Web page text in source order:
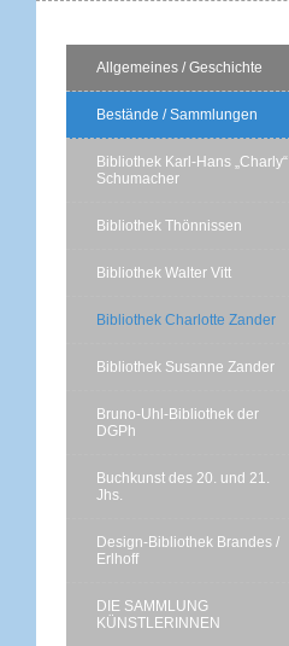
Allgemeines / Geschichte
Bestände / Sammlungen
Bibliothek Karl-Hans „Charly“
Schumacher
Bibliothek Thönnissen
Bibliothek Walter Vitt
Bibliothek Charlotte Zander
Bibliothek Susanne Zander
Bruno-Uhl-Bibliothek der
DGPh
Buchkunst des 20. und 21.
Jhs.
Design-Bibliothek Brandes /
Erlhoff
DIE SAMMLUNG
KÜNSTLERINNEN